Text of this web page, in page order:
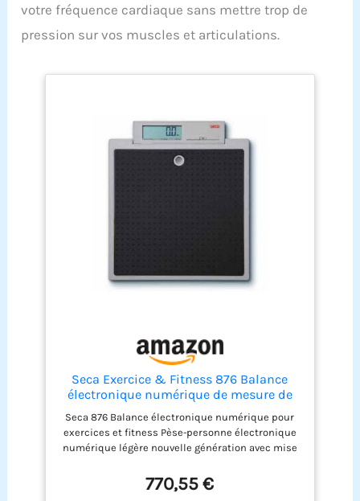
votre fréquence cardiaque sans mettre trop de
pression sur vos muscles et articulations.
Seca Exercice & Fitness 876 Balance
électronique numérique de mesure de
poids
Seca 876 Balance électronique numérique pour
exercices et fitness Pèse-personne électronique
numérique légère nouvelle génération avec mise
Graduation : 100 g, 200 g, 0,1 kg, 0,2 kg Dimensions
: 321 x 59 x 356 mm
770,55 €